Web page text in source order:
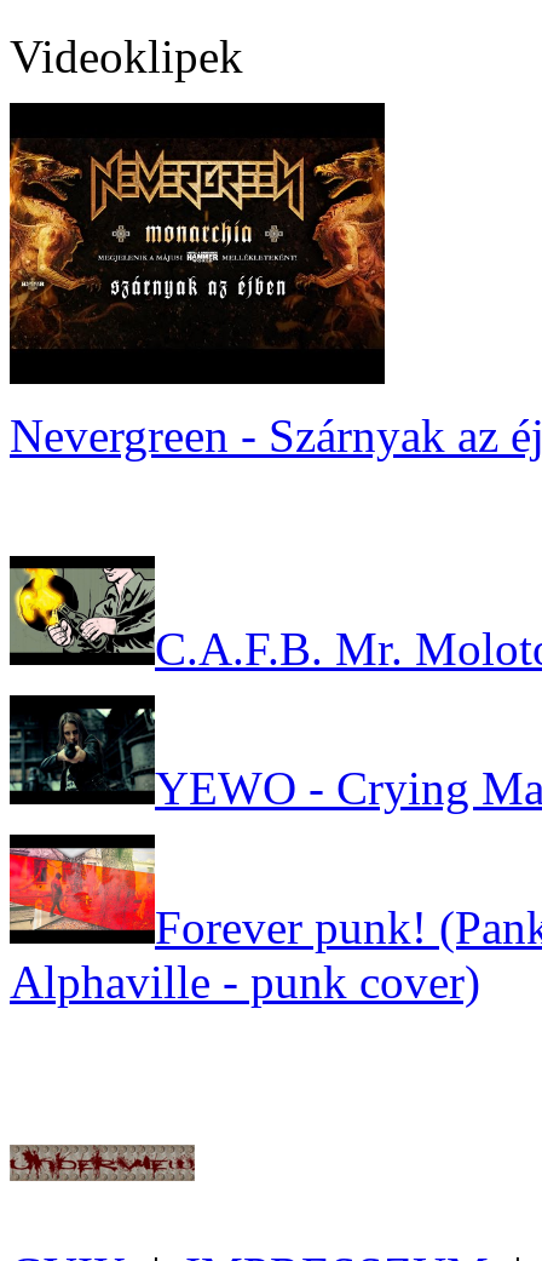
Videoklipek
Nevergreen - Szárnyak az
C.A.F.B. Mr.
YEWO - Crying
Forever punk!
Alphaville - punk cover)